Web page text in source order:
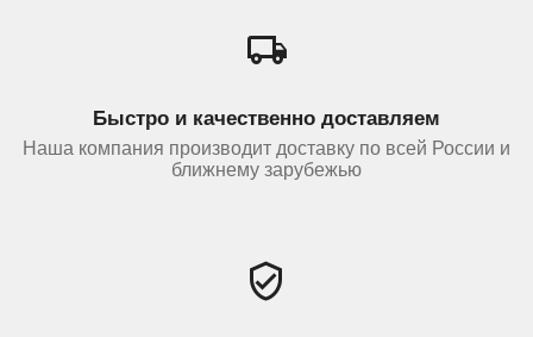
Быстро и качественно доставляем
Наша компания производит доставку по всей России и
ближнему зарубежью